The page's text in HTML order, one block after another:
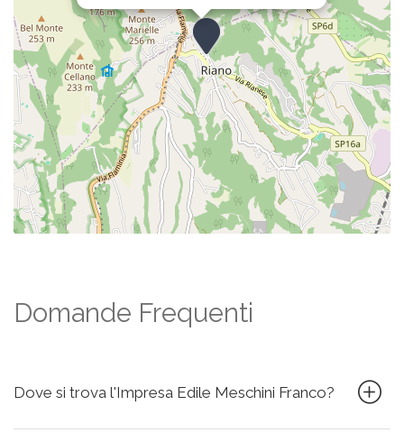
Domande Frequenti
Dove si trova l'Impresa Edile Meschini Franco?